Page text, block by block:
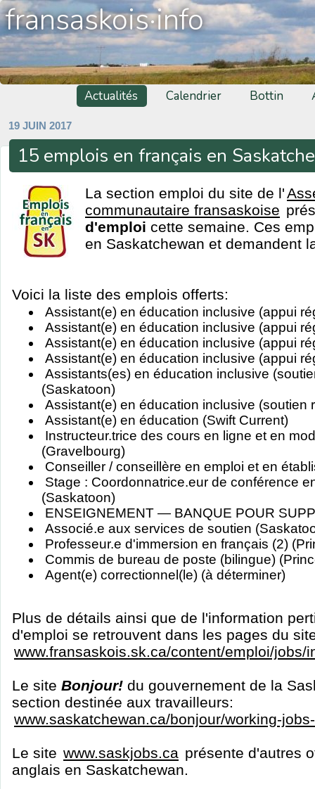
fransaskois·info
Actualités Calendrier Bottin
19 JUIN 2017
15 emplois en français en
La section emploi du site de l'
communautaire fransaskoise
d'emploi cette semaine. Ces
en Saskatchewan et demandent
Voici la liste des emplois offerts:
Assistant(e) en éducation inclusive (appui
Assistant(e) en éducation inclusive (appui
Assistant(e) en éducation inclusive (appui
Assistant(e) en éducation inclusive (appui
Assistants(es) en éducation inclusive
(Saskatoon)
Assistant(e) en éducation inclusive (soutien
Assistant(e) en éducation (Swift Current)
Instructeur.trice des cours en ligne et en
(Gravelbourg)
Conseiller / conseillère en emploi et en
Stage : Coordonnatrice.eur de conférence
(Saskatoon)
ENSEIGNEMENT — BANQUE POUR
Associé.e aux services de soutien
Professeur.e d'immersion en français (2)
Commis de bureau de poste (bilingue)
Agent(e) correctionnel(le) (à déterminer)
Plus de détails ainsi que de l'information
d'emploi se retrouvent dans les pages du
www.fransaskois.sk.ca/content/emploi/jobs/
Le site Bonjour! du gouvernement de la
section destinée aux travailleurs:
www.saskatchewan.ca/bonjour/working-
Le site www.saskjobs.ca présente d'autres
anglais en Saskatchewan.